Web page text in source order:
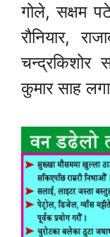
गोले, सक्षम
रौनियार,
चन्द्रकिशोर
कुमार साह